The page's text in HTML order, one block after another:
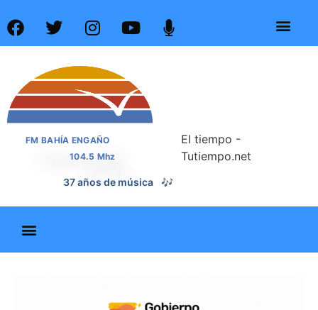
FM BAHÍA ENGAÑO
104.5 Mhz
37 años de noticias 📰
El tiempo -
Tutiempo.net